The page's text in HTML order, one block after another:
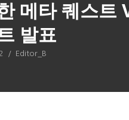
메타 퀘스트
발표
/ Editor_B